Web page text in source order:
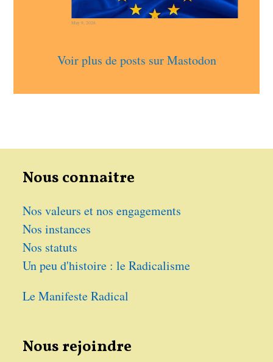
May 9, 2026
Voir plus de posts sur Mastodon
Nous connaitre
Nos valeurs et nos engagements
Nos instances
Nos statuts
Un peu d'histoire : le Radicalisme
Le Manifeste Radical
Nous rejoindre